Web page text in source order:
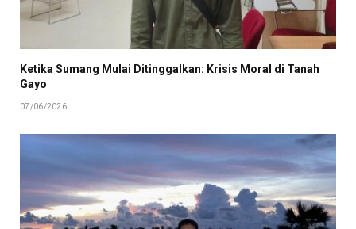
Ketika Sumang Mulai Ditinggalkan: Krisis Moral di Tanah
Gayo
07/06/2026